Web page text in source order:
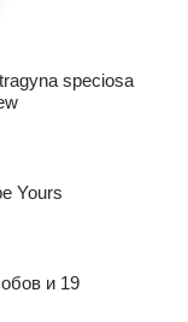
speciosa
Yours
и 19